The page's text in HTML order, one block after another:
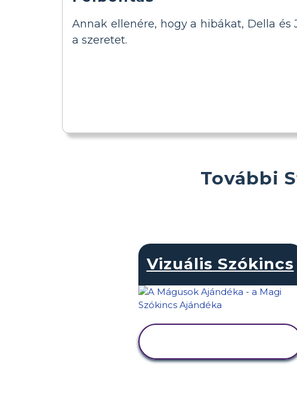
Annak ellenére, hogy a hibákat, Della
a szeretet.
További
Vizuális Szókincs